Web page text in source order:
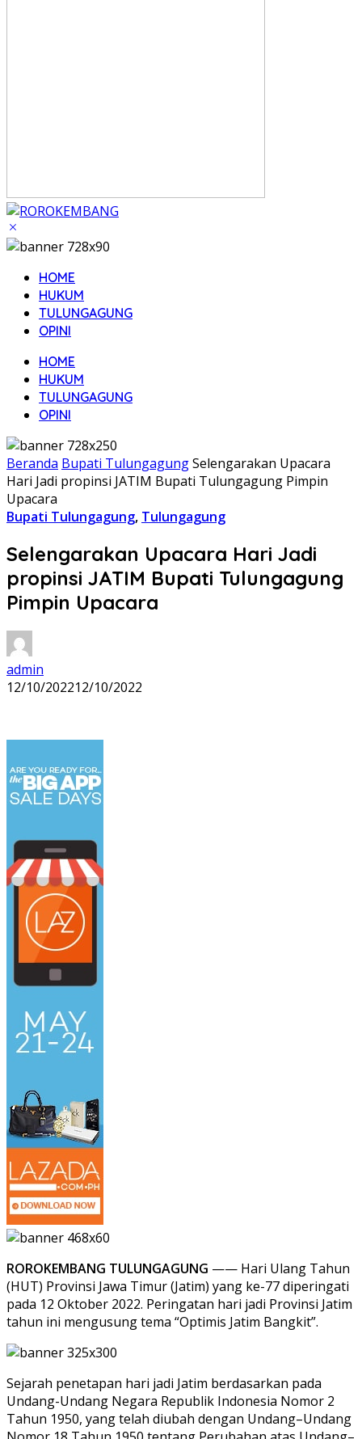
HOME
HUKUM
TULUNGAGUNG
OPINI
HOME
HUKUM
TULUNGAGUNG
OPINI
Beranda Bupati TulungagungSelengarakan Upacara
Hari Jadi propinsi JATIM Bupati Tulungagung Pimpin
Upacara
Bupati Tulungagung, Tulungagung
Selengarakan Upacara Hari Jadi
propinsi JATIM Bupati Tulungagung
Pimpin Upacara
admin
12/10/202212/10/2022
ROROKEMBANG TULUNGAGUNG —— Hari Ulang Tahun
(HUT) Provinsi Jawa Timur (Jatim) yang ke-77 diperingati
pada 12 Oktober 2022. Peringatan hari jadi Provinsi Jatim
tahun ini mengusung tema “Optimis Jatim Bangkit”.
Sejarah penetapan hari jadi Jatim berdasarkan pada
Undang-Undang Negara Republik Indonesia Nomor 2
Tahun 1950, yang telah diubah dengan Undang–Undang